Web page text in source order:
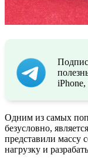
Одним из самых
безусловно,
представили массу
нагрузку и